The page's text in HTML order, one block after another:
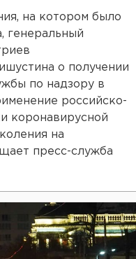
на котором было
генеральный
о получении
по надзору в
российско-
коронавирусной
на
пресс-служба